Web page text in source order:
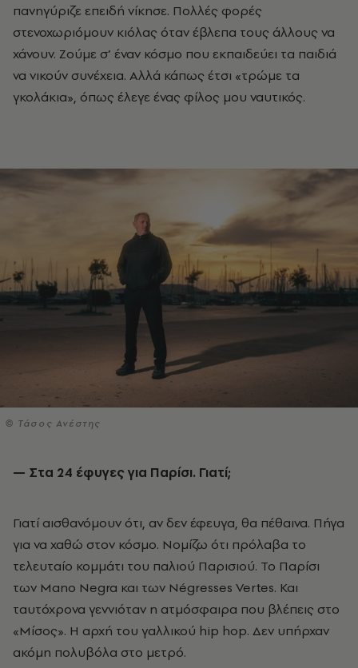
πανηγύριζε επειδή νίκησε. Πολλές φορές
στενοχωριόμουν κιόλας όταν έβλεπα τους άλλους να
χάνουν. Ζούμε σ’ έναν κόσμο που εκπαιδεύει τα παιδιά
να νικούν συνέχεια. Αλλά κάπως έτσι «τρώμε τα
γκολάκια», όπως έλεγε ένας φίλος μου ναυτικός.
© Τάσος Ανέστης
— Στα 24 έφυγες για Παρίσι. Γιατί;
Γιατί αισθανόμουν ότι, αν δεν έφευγα, θα πέθαινα. Πήγα
για να χαθώ στον κόσμο. Νομίζω ότι πρόλαβα το
τελευταίο κομμάτι του παλιού Παρισιού. Το Παρίσι
των Mano Negra και των Négresses Vertes. Και
ταυτόχρονα γεννιόταν η ατμόσφαιρα που βλέπεις στο
«Μίσος». Η αρχή του γαλλικού hip hop. Δεν υπήρχαν
ακόμη πολυβόλα στο μετρό.